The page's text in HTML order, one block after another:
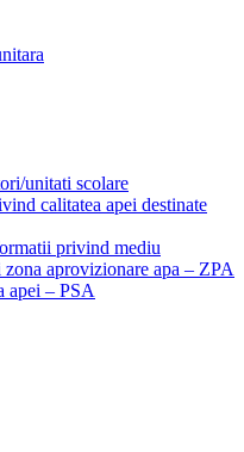
unitati scolare
calitatea apei destinate
privind mediu
aprovizionare apa – ZPA
apei – PSA